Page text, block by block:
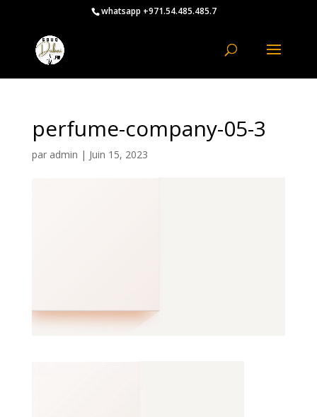
whatsapp +971.54.485.485.7
perfume-company-05-3
par admin | Juin 15, 2023